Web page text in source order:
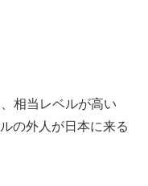
相当レベルが高い
の外人が日本に来る